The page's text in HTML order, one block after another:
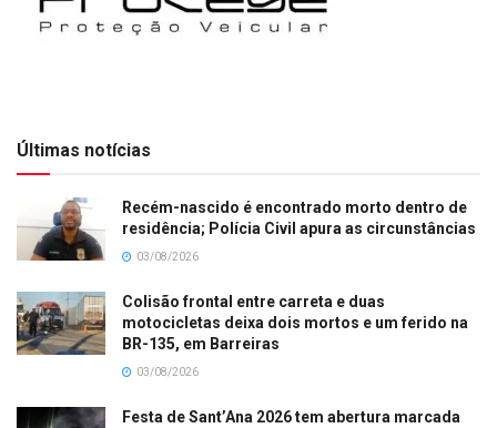
Últimas notícias
Recém-nascido é encontrado morto dentro de
residência; Polícia Civil apura as circunstâncias
03/08/2026
Colisão frontal entre carreta e duas
motocicletas deixa dois mortos e um ferido na
BR-135, em Barreiras
03/08/2026
Festa de Sant’Ana 2026 tem abertura marcada